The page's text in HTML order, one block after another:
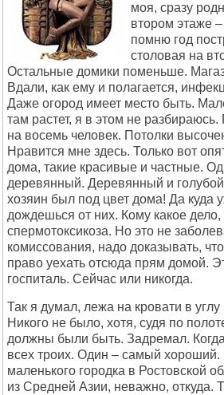
моя, сразу
втором этаже
помню год
столовая на
Остальные домики поменьше.
Вдали, как ему и полагается,
Даже огород имеет место быть.
там растет, я в этом не
на восемь человек. Потолки
Нравится мне здесь. Только вот
дома, такие красивые и частные.
деревянный. Деревянный и
хозяин был под цвет дома! Да куда
дождешься от них. Кому какое
спермотоксикоза. Но это не
комиссования, надо доказывать,
право уехать отсюда прям домой.
госпиталь. Сейчас или никогда.
Так я думал, лежа на кровати в
Никого не было, хотя, судя по
должны были быть. Задремал.
всех троих. Один – самый хороший.
маленького городка в Ростовской
из Средней Азии, неважно, откуда.